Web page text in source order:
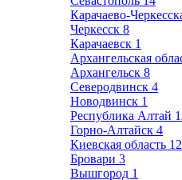
Карачаево-
Черкесск 8
Карачаевск 1
Архангельская
Архангельск 8
Северодвинск 4
Новодвинск 1
Республика Алтай
Горно-Алтайск 4
Киевская область 12
Бровари 3
Вышгород 1